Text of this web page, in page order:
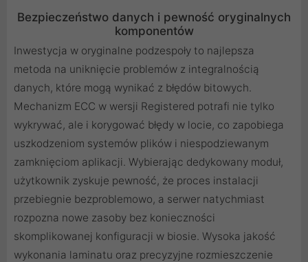
Bezpieczeństwo danych i pewność oryginalnych
komponentów
Inwestycja w oryginalne podzespoły to najlepsza
metoda na uniknięcie problemów z integralnością
danych, które mogą wynikać z błędów bitowych.
Mechanizm ECC w wersji Registered potrafi nie tylko
wykrywać, ale i korygować błędy w locie, co zapobiega
uszkodzeniom systemów plików i niespodziewanym
zamknięciom aplikacji. Wybierając dedykowany moduł,
użytkownik zyskuje pewność, że proces instalacji
przebiegnie bezproblemowo, a serwer natychmiast
rozpozna nowe zasoby bez konieczności
skomplikowanej konfiguracji w biosie. Wysoka jakość
wykonania laminatu oraz precyzyjne rozmieszczenie